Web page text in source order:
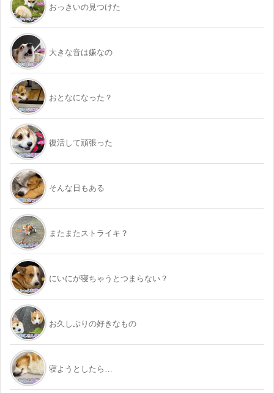
おっきいの見つけた
大きな音は嫌なの
おとなになった？
復活して頑張った
そんな日もある
またまたストライキ？
にいにが寝ちゃうとつまらない？
お久しぶりの好きなもの
寝ようとしたら…